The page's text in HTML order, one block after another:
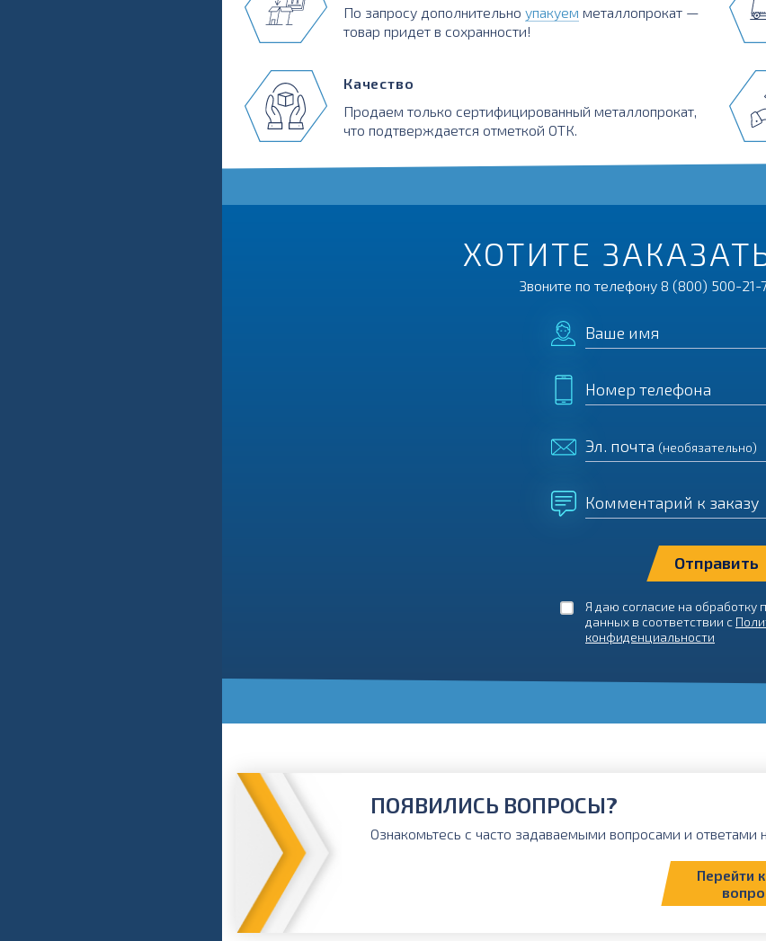
По запросу дополнительно упакуем металлопрокат —
товар придет в сохранности!
Качество
Продаем только сертифицированный металлопрокат,
что подтверждается отметкой ОТК.
ХОТИТЕ
Звоните по телефону 8 (800) 500-21-
Ваше имя
Номер телефона
Эл. почта (необязательно)
Комментарий к заказу
Я даю согласие на обработку
данных в соответствии с
конфиденциальности
ПОЯВИЛИСЬ ВОПРОСЫ?
Ознакомьтесь с часто задаваемыми вопросами и ответами
Перейти